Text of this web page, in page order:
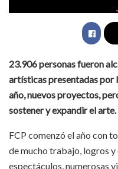
23.906 personas fueron
artísticas presentadas por
año, nuevos proyectos,
sostener y expandir el arte.
FCP comenzó el año con
de mucho trabajo, logros
espectáculos, numerosas